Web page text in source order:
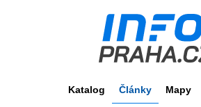
Katalog Články Mapy